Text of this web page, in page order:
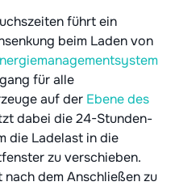
führt ein
beim Laden von
für alle
auf der Ebene des
dabei die 24-Stunden-
die Ladelast in die
zu verschieben.
dem Anschließen zu